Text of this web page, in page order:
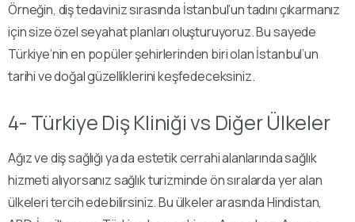
Örneğin, diş tedaviniz sırasında İstanbul’un tadını çıkarmanız
için size özel seyahat planları oluşturuyoruz. Bu sayede
Türkiye’nin en popüler şehirlerinden biri olan İstanbul’un
tarihi ve doğal güzelliklerini keşfedeceksiniz.
4- Türkiye Diş Kliniği vs Diğer Ülkeler
Ağız ve diş sağlığı ya da estetik cerrahi alanlarında sağlık
hizmeti alıyorsanız sağlık turizminde ön sıralarda yer alan
ülkeleri tercih edebilirsiniz. Bu ülkeler arasında Hindistan,